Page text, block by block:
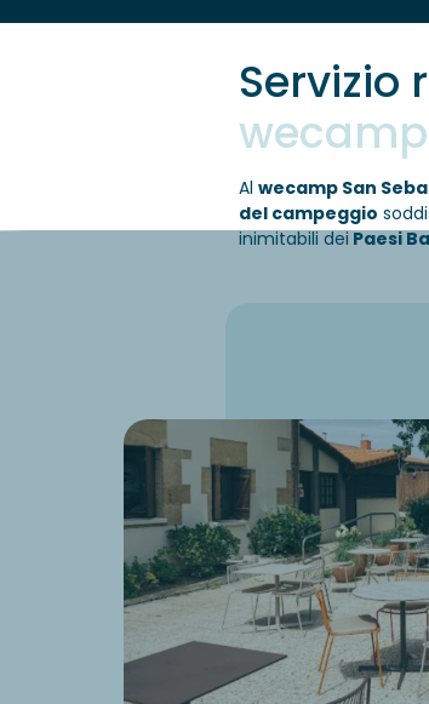
Servizio
Al wecamp San
del campeggio
inimitabili dei Paesi